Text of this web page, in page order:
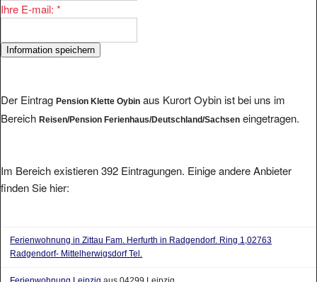
Ihre E-mail: *
Der Eintrag Pension Klette Oybin aus Kurort Oybin ist bei uns im
Bereich Reisen/Pension Ferienhaus/Deutschland/Sachsen eingetragen.
Im Bereich existieren 392 Eintragungen. Einige andere Anbieter
finden Sie hier:
Ferienwohnung in Zittau Fam. Herfurth in Radgendorf. Ring 1,02763
Radgendorf- Mittelherwigsdorf Tel.